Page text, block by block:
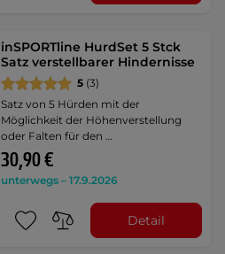
inSPORTline HurdSet 5 Stck
Satz verstellbarer Hindernisse
5 (3)
Satz von 5 Hürden mit der
Möglichkeit der Höhenverstellung
oder Falten für den …
30,90 €
unterwegs – 17.9.2026
Detail